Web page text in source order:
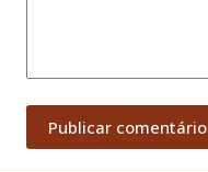
Publicar comentário